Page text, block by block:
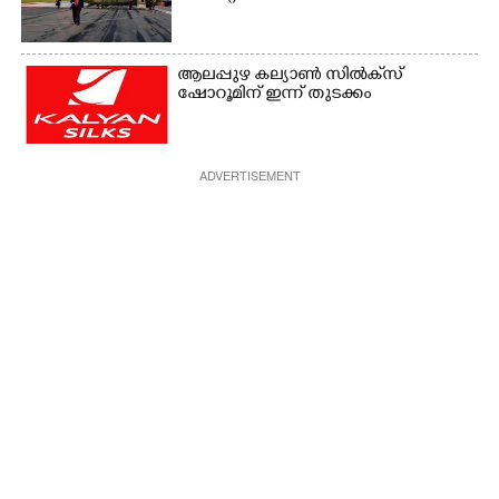
ആലപ്പുഴ കല്യാൺ സിൽക്‌സ്
ഷോറൂമിന് ഇന്ന് തുടക്കം
ADVERTISEMENT